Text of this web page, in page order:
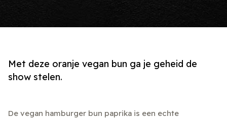
Met deze oranje vegan bun ga je geheid de
show stelen.
De vegan hamburger bun paprika is een echte